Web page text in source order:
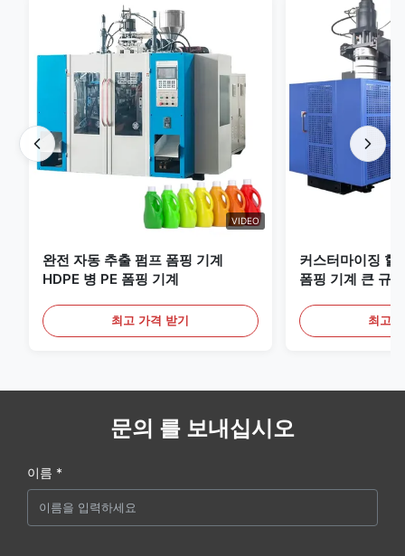
VIDEO
완전 자동 추출 펌프 폼핑 기계
HDPE 병 PE 폼핑 기계
최고 가격 받기
커스터마이징 할
폼핑 기계 큰 규
최고
문의 를 보내십시오
이름 *